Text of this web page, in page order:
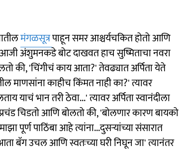
मंगळसूत्रपाहून समर आश्चर्यचकित होतो आणि
अंशुमनकडे बोट दाखवत हाच सुष्मिताचा नवरा
की, 'चिंगीचं काय आता?' तेवढ्यात अर्पिता येते
माणसांना काहीच किंमत नाही का?' त्यावर
याचं भान तरी ठेवा...' त्यावर अर्पिता स्वानंदीला
चिडतो आणि बोलतो की, 'बोलणार कारण बायको
पूर्ण पाठिंबा आहे त्यांना...दुसऱ्यांच्या संसारात
बॅग उचल आणि स्वतःच्या घरी निघून जा' त्यानंतर